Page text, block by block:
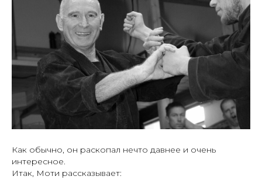
Как обычно, он раскопал нечто давнее и очень
интересное.
Итак, Моти рассказывает: